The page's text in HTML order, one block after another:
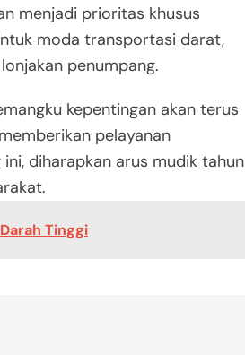
menjadi prioritas khusus
moda transportasi darat,
penumpang.
kepentingan akan terus
pelayanan
diharapkan arus mudik tahun
Tinggi